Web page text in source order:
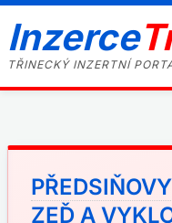
Inzerce
TŘINECKÝ INZERTNÍ
ZEĎ A